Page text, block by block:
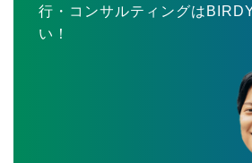
行・コンサルティングは
い！